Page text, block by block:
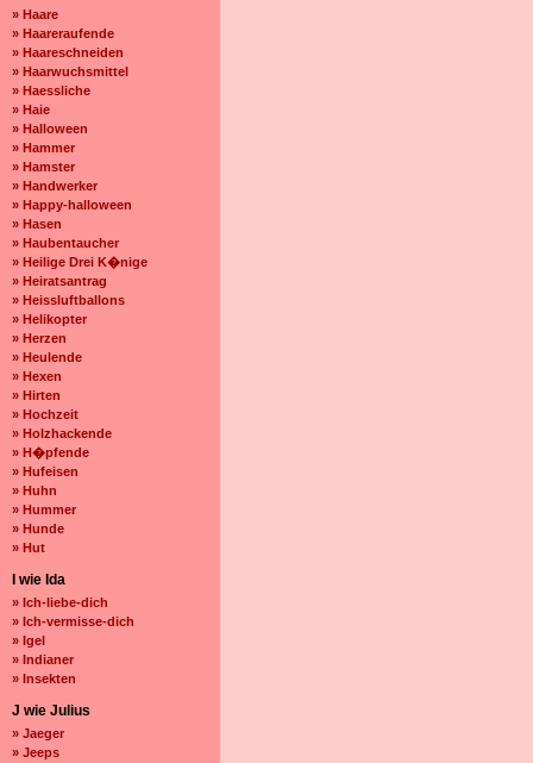
» Haare
» Haareraufende
» Haareschneiden
» Haarwuchsmittel
» Haessliche
» Haie
» Halloween
» Hammer
» Hamster
» Handwerker
» Happy-halloween
» Hasen
» Haubentaucher
» Heilige Drei K�nige
» Heiratsantrag
» Heissluftballons
» Helikopter
» Herzen
» Heulende
» Hexen
» Hirten
» Hochzeit
» Holzhackende
» H�pfende
» Hufeisen
» Huhn
» Hummer
» Hunde
» Hut
I wie Ida
» Ich-liebe-dich
» Ich-vermisse-dich
» Igel
» Indianer
» Insekten
J wie Julius
» Jaeger
» Jeeps